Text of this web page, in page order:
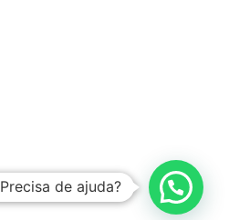
Precisa de ajuda?